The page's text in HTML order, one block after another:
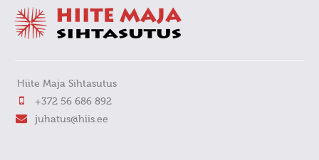
Hiite Maja Sihtasutus
+372 56 686 892
juhatus@hiis.ee